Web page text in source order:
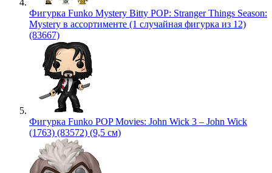
Фигурка Funko Mystery Bitty POP: Stranger Things Season:
Mystery в ассортименте (1 случайная фигурка из 12)
(83667)
Фигурка Funko POP Movies: John Wick 3 – John Wick
(1763) (83572) (9,5 см)